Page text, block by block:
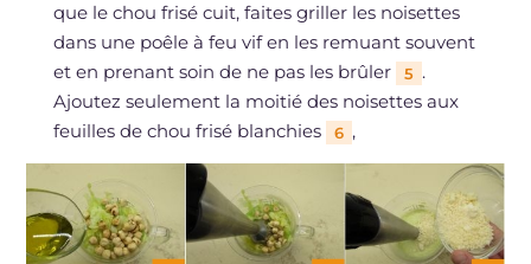
que le chou frisé cuit, faites griller les noisettes
dans une poêle à feu vif en les remuant souvent
et en prenant soin de ne pas les brûler
5 .
Ajoutez seulement la moitié des noisettes aux
feuilles de chou frisé blanchies
6 ,